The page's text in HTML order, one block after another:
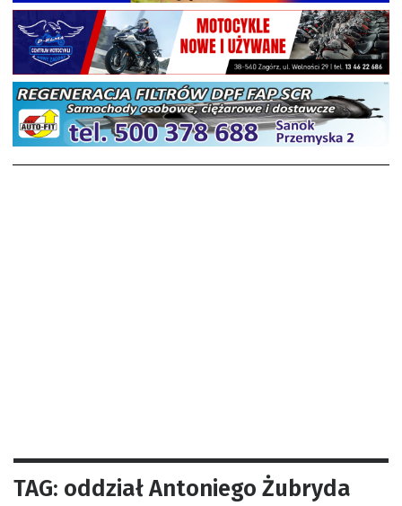
TAG: oddział Antoniego Żubryda